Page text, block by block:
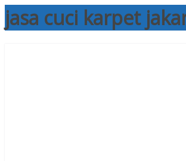
jasa cuci karpet